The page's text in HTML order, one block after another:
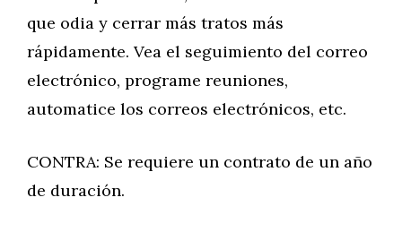
que odia y cerrar más tratos más
rápidamente. Vea el seguimiento del correo
electrónico, programe reuniones,
automatice los correos electrónicos, etc.
CONTRA: Se requiere un contrato de un año
de duración.